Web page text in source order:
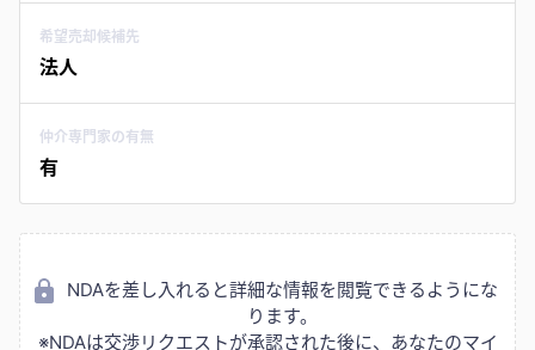
希望売却候補先
法人
仲介専門家の有無
有
NDAを差し入れると詳細な情報を閲覧できるようにな
ります。
※NDAは交渉リクエストが承認された後に、あなたのマイ